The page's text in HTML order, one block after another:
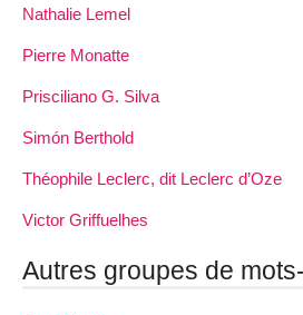
Nathalie Lemel
Pierre Monatte
Prisciliano G. Silva
Simón Berthold
Théophile Leclerc, dit Leclerc d’Oze
Victor Griffuelhes
Autres groupes de